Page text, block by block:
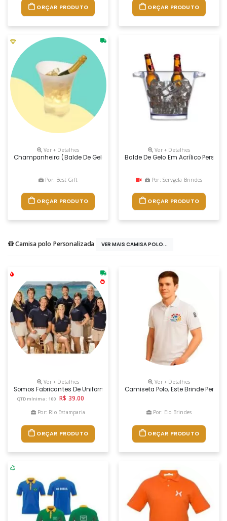
ORÇAR PRODUTO ORÇAR PRODUTO
Ver + Detalhes
Champanheira (balde De Gelo) Com “speaker Bluetooth” De 10w E
Por: Best Gift
ORÇAR PRODUTO
Ver + Detalhes
Balde De Gelo Em Acrílico
Por: Servgela Brindes
ORÇAR PRODUTO
Camisa polo Personalizada VER MAIS CAMISA POLO...
Ver + Detalhes
Somos Fabricantes De Uniformes,brindes,camisetas Personalizadas.
QTD mínima: 100 R$ 39.00
Por: Rio Estamparia
ORÇAR PRODUTO
Ver + Detalhes
Camiseta Polo, Este Brinde
Por: Elo Brindes
ORÇAR PRODUTO